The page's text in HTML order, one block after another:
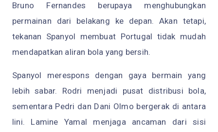
Bruno Fernandes berupaya menghubungkan
permainan dari belakang ke depan. Akan tetapi,
tekanan Spanyol membuat Portugal tidak mudah
mendapatkan aliran bola yang bersih.
Spanyol merespons dengan gaya bermain yang
lebih sabar. Rodri menjadi pusat distribusi bola,
sementara Pedri dan Dani Olmo bergerak di antara
lini. Lamine Yamal menjaga ancaman dari sisi